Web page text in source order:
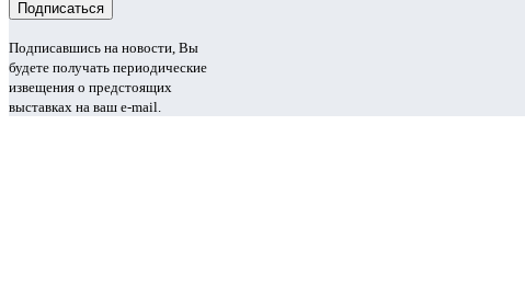
Подписавшись на новости, Вы
будете получать периодические
извещения о предстоящих
выставках на ваш e-mail.